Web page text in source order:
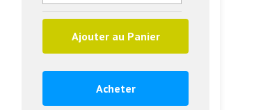
Ajouter au Panier
Acheter